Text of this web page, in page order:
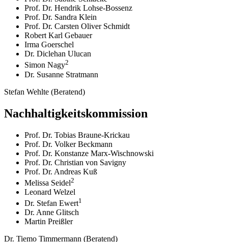
Prof. Dr. Hendrik Lohse-Bossenz
Prof. Dr. Sandra Klein
Prof. Dr. Carsten Oliver Schmidt
Robert Karl Gebauer
Irma Goerschel
Dr. Diclehan Ulucan
Simon Nagy2
Dr. Susanne Stratmann
Stefan Wehlte (Beratend)
Nachhaltigkeitskommission
Prof. Dr. Tobias Braune-Krickau
Prof. Dr. Volker Beckmann
Prof. Dr. Konstanze Marx-Wischnowski
Prof. Dr. Christian von Savigny
Prof. Dr. Andreas Kuß
Melissa Seidel2
Leonard Welzel
Dr. Stefan Ewert1
Dr. Anne Glitsch
Martin Preißler
Dr. Tiemo Timmermann (Beratend)